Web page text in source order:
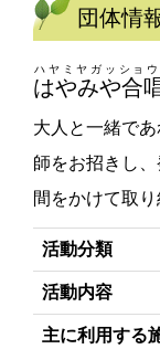
団体情
はやみや合
ハヤミヤガッショウ
大人と一緒で
師をお招きし
間をかけて取り
活動分類
活動内容
主に利用する